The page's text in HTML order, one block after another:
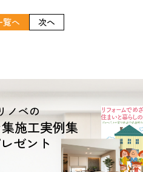
覧へ 次へ
ノベの
施工実例集
ゼント